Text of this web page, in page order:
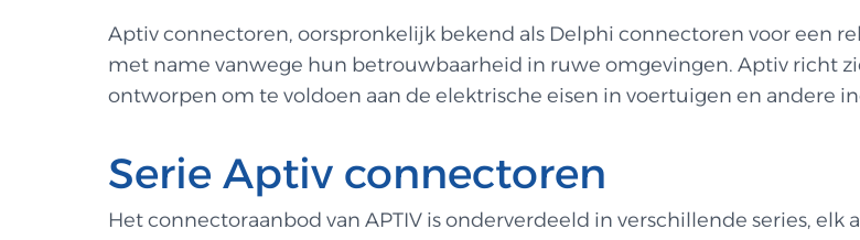
Aptiv connectoren, oorspronkelijk bekend als Delphi connectoren voor een
met name vanwege hun betrouwbaarheid in ruwe omgevingen. Aptiv richt
ontworpen om te voldoen aan de elektrische eisen in voertuigen en andere
Serie Aptiv connectoren
Het connectoraanbod van APTIV is onderverdeeld in verschillende series,